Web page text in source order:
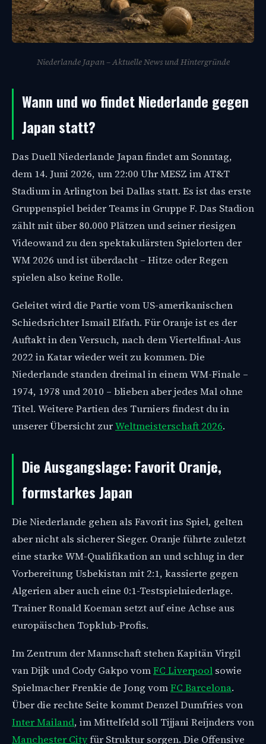
Niederlande Japan – Aktuelle News und Hintergründe
Wann und wo findet Niederlande gegen
Japan statt?
Das Duell Niederlande Japan findet am Sonntag,
dem 14. Juni 2026, um 22:00 Uhr MESZ im AT&T
Stadium in Arlington bei Dallas statt. Es ist das erste
Gruppenspiel beider Teams in Gruppe F. Das Stadion
zählt mit über 80.000 Plätzen und seiner riesigen
Videowand zu den spektakulärsten Spielorten der
WM 2026 und ist überdacht – Hitze oder Regen
spielen also keine Rolle.
Geleitet wird die Partie vom US-amerikanischen
Schiedsrichter Ismail Elfath. Für Oranje ist es der
Auftakt in den Versuch, nach dem Viertelfinal-Aus
2022 in Katar wieder weit zu kommen. Die
Niederlande standen dreimal in einem WM-Finale –
1974, 1978 und 2010 – blieben aber jedes Mal ohne
Titel. Weitere Partien des Turniers findest du in
unserer Übersicht zurWeltmeisterschaft 2026.
Die Ausgangslage: Favorit Oranje,
formstarkes Japan
Die Niederlande gehen als Favorit ins Spiel, gelten
aber nicht als sicherer Sieger. Oranje führte zuletzt
eine starke WM-Qualifikation an und schlug in der
Vorbereitung Usbekistan mit 2:1, kassierte gegen
Algerien aber auch eine 0:1-Testspielniederlage.
Trainer Ronald Koeman setzt auf eine Achse aus
europäischen Topklub-Profis.
Im Zentrum der Mannschaft stehen Kapitän Virgil
van Dijk und Cody Gakpo vomFC Liverpool sowie
Spielmacher Frenkie de Jong vomFC Barcelona.
Über die rechte Seite kommt Denzel Dumfries von
Inter Mailand, im Mittelfeld soll Tijjani Reijnders von
Manchester Cityfür Struktur sorgen. Die Offensive